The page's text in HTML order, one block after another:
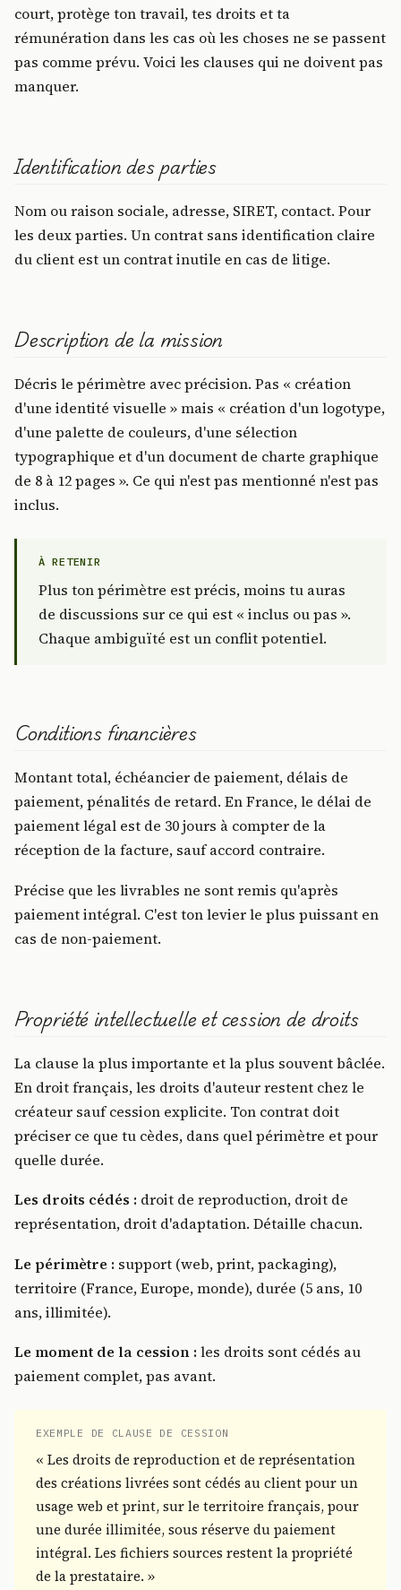
court, protège ton travail, tes droits et ta
rémunération dans les cas où les choses ne se passent
pas comme prévu. Voici les clauses qui ne doivent pas
manquer.
Identification des parties
Nom ou raison sociale, adresse, SIRET, contact. Pour
les deux parties. Un contrat sans identification claire
du client est un contrat inutile en cas de litige.
Description de la mission
Décris le périmètre avec précision. Pas « création
d'une identité visuelle » mais « création d'un logotype,
d'une palette de couleurs, d'une sélection
typographique et d'un document de charte graphique
de 8 à 12 pages ». Ce qui n'est pas mentionné n'est pas
inclus.
À RETENIR
Plus ton périmètre est précis, moins tu auras
de discussions sur ce qui est « inclus ou pas ».
Chaque ambiguïté est un conflit potentiel.
Conditions financières
Montant total, échéancier de paiement, délais de
paiement, pénalités de retard. En France, le délai de
paiement légal est de 30 jours à compter de la
réception de la facture, sauf accord contraire.
Précise que les livrables ne sont remis qu'après
paiement intégral. C'est ton levier le plus puissant en
cas de non-paiement.
Propriété intellectuelle et cession de droits
La clause la plus importante et la plus souvent bâclée.
En droit français, les droits d'auteur restent chez le
créateur sauf cession explicite. Ton contrat doit
préciser ce que tu cèdes, dans quel périmètre et pour
quelle durée.
Les droits cédés : droit de reproduction, droit de
représentation, droit d'adaptation. Détaille chacun.
Le périmètre : support (web, print, packaging),
territoire (France, Europe, monde), durée (5 ans, 10
ans, illimitée).
Le moment de la cession : les droits sont cédés au
paiement complet, pas avant.
EXEMPLE DE CLAUSE DE CESSION
« Les droits de reproduction et de représentation
des créations livrées sont cédés au client pour un
usage web et print, sur le territoire français, pour
une durée illimitée, sous réserve du paiement
intégral. Les fichiers sources restent la propriété
de la prestataire. »